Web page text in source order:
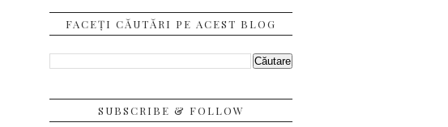
FACEȚI CĂUTĂRI PE ACEST BLOG
SUBSCRIBE & FOLLOW